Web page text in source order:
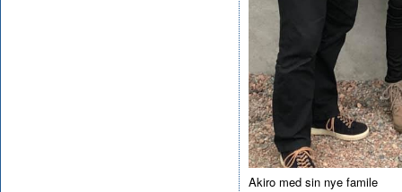
Akiro med sin nye famile